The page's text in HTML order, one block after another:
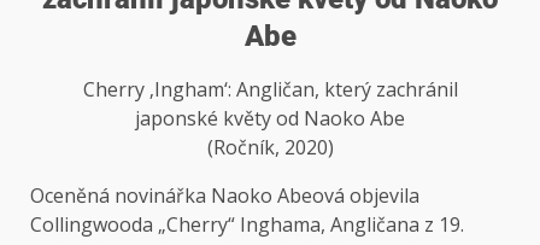
Abe
Cherry ‚Ingham‘: Angličan, který zachránil
japonské květy od Naoko Abe
(Ročník, 2020)
Oceněná novinářka Naoko Abeová objevila
Collingwooda „Cherry“ Inghama, Angličana z 19.